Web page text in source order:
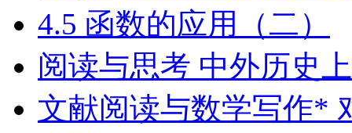
4.5 函数的应用（二）
阅读与思考 中外历史
文献阅读与数学写作*